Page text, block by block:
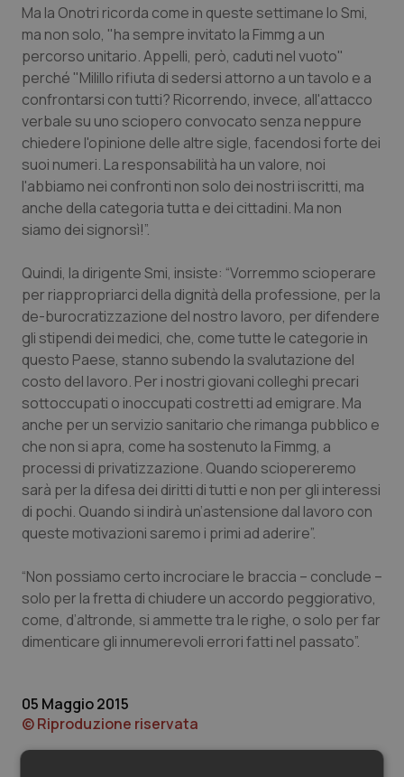
Provincia Autonoma di Bolzano
Provincia Autonoma di Trento
Puglia
Sardegna
Sicilia
Toscana
Umbria
Valle D’Aosta
Veneto
Infezioni & Febbre
Ipertensione & Scompenso
Malattie rare
Malattia di Crohn & Rettocolite Ulcerosa
Neuroscienze & patologie neurodegenerative
Obesità
Oftalmologia
Oncodermatologia
Oncoematologia
Oncologia & Nutrizione
Psoriasi & pelle
Quotidiano Chirurgia
Quotidiano Oncologia
Quotidiano Pediatria
Rene & patologie urogenitali
Ma la Onotri ricorda come in queste settimane lo Smi,
ma non solo, "ha sempre invitato la Fimmg a un
percorso unitario. Appelli, però, caduti nel vuoto"
perché "Milillo rifiuta di sedersi attorno a un tavolo e a
confrontarsi con tutti? Ricorrendo, invece, all'attacco
verbale su uno sciopero convocato senza neppure
chiedere l'opinione delle altre sigle, facendosi forte dei
suoi numeri. La responsabilità ha un valore, noi
l'abbiamo nei confronti non solo dei nostri iscritti, ma
anche della categoria tutta e dei cittadini. Ma non
siamo dei signorsì!”.
Quindi, la dirigente Smi, insiste: “Vorremmo scioperare
per riappropriarci della dignità della professione, per la
de-burocratizzazione del nostro lavoro, per difendere
gli stipendi dei medici, che, come tutte le categorie in
questo Paese, stanno subendo la svalutazione del
costo del lavoro. Per i nostri giovani colleghi precari
sottoccupati o inoccupati costretti ad emigrare. Ma
anche per un servizio sanitario che rimanga pubblico e
che non si apra, come ha sostenuto la Fimmg, a
processi di privatizzazione. Quando sciopereremo
sarà per la difesa dei diritti di tutti e non per gli interessi
di pochi. Quando si indirà un’astensione dal lavoro con
queste motivazioni saremo i primi ad aderire”.
“Non possiamo certo incrociare le braccia – conclude –
solo per la fretta di chiudere un accordo peggiorativo,
come, d’altronde, si ammette tra le righe, o solo per far
dimenticare gli innumerevoli errori fatti nel passato”.
05 Maggio 2015
© Riproduzione riservata